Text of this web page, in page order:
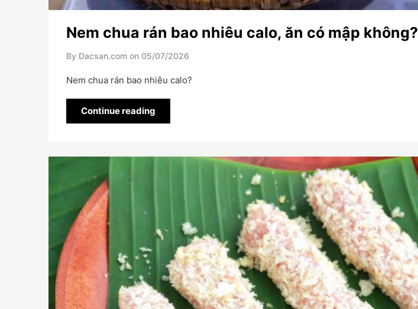
Nem chua rán bao nhiêu calo, ăn có mập không?
By Dacsan.com on 05/07/2026
Nem chua rán bao nhiêu calo?
Continue reading